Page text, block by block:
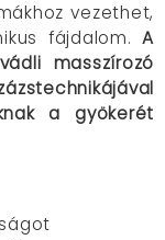
vezethet,
fájdalom.A
masszírozó
a gyökerét